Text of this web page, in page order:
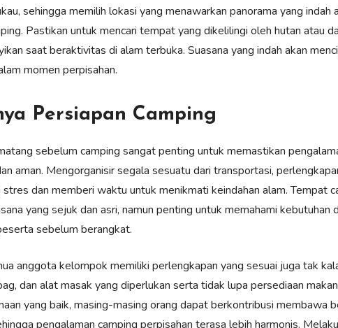
sehingga memilih lokasi yang menawarkan panorama yang indah
Pastikan untuk mencari tempat yang dikelilingi oleh hutan atau
saat beraktivitas di alam terbuka. Suasana yang indah akan
momen perpisahan.
Persiapan Camping
sebelum camping sangat penting untuk memastikan
aman. Mengorganisir segala sesuatu dari transportasi,
stres dan memberi waktu untuk menikmati keindahan alam. Tempat
yang sejuk dan asri, namun penting untuk memahami kebutuhan
sebelum berangkat.
anggota kelompok memiliki perlengkapan yang sesuai juga tak
dan alat masak yang diperlukan serta tidak lupa persediaan
yang baik, masing-masing orang dapat berkontribusi membawa
pengalaman camping perpisahan terasa lebih harmonis.